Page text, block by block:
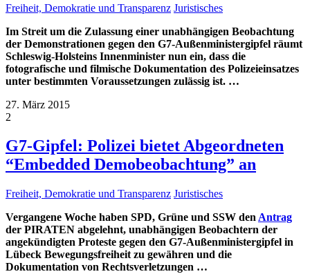
Freiheit, Demokratie und Transparenz Juristisches
Im Streit um die Zulassung einer unabhängigen Beobachtung
der Demonstrationen gegen den G7-Außenministergipfel räumt
Schleswig-Holsteins Innenminister nun ein, dass die
fotografische und filmische Dokumentation des Polizeieinsatzes
unter bestimmten Voraussetzungen zulässig ist. …
27. März 2015
2
G7-Gipfel: Polizei bietet Abgeordneten
“Embedded Demobeobachtung” an
Freiheit, Demokratie und Transparenz Juristisches
Vergangene Woche haben SPD, Grüne und SSW den Antrag
der PIRATEN abgelehnt, unabhängigen Beobachtern der
angekündigten Proteste gegen den G7-Außenministergipfel in
Lübeck Bewegungsfreiheit zu gewähren und die
Dokumentation von Rechtsverletzungen …